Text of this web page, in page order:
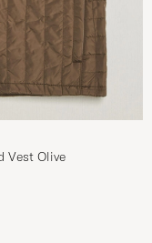
Vest Olive